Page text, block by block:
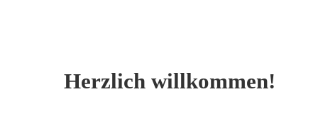
Herzlich willkommen!